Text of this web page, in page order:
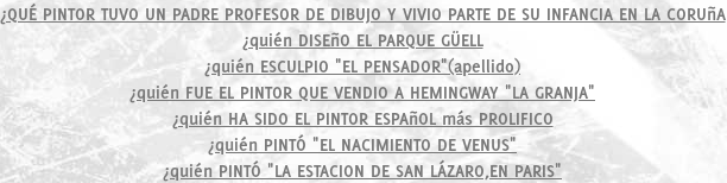
¿QUÉ PINTOR TUVO UN PADRE PROFESOR DE DIBUJO Y VIVIO PARTE DE SU INFANCIA EN LA CORUñA
¿quién DISEñO EL PARQUE GÜELL
¿quién ESCULPIO "EL PENSADOR"(apellido)
¿quién FUE EL PINTOR QUE VENDIO A HEMINGWAY "LA GRANJA"
¿quién HA SIDO EL PINTOR ESPAñOL más PROLIFICO
¿quién PINTÓ "EL NACIMIENTO DE VENUS"
¿quién PINTÓ "LA ESTACION DE SAN LÁZARO,EN PARIS"